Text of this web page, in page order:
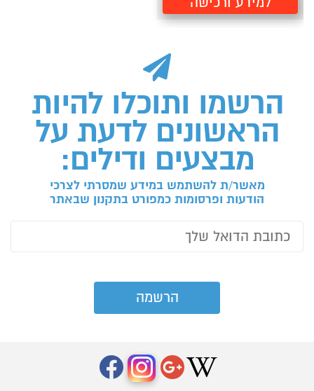
הרשמו ותוכלו להיות
הראשונים לדעת על
מבצעים ודילים:
מאשר/ת להשתמש במידע שמסרתי לצרכי
הודעות ופרסומות כמפורט בתקנון שבאתר